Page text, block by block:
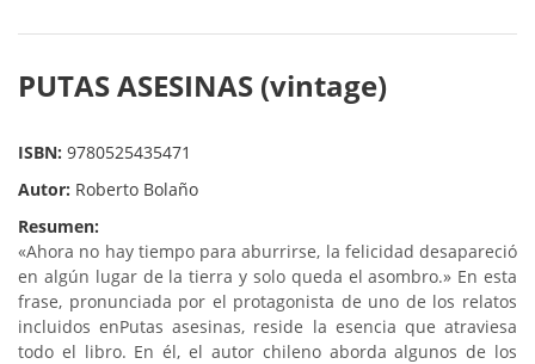
PUTAS ASESINAS (vintage)
ISBN: 9780525435471
Autor: Roberto Bolaño
Resumen:
«Ahora no hay tiempo para aburrirse, la felicidad desapareció
en algún lugar de la tierra y solo queda el asombro.» En esta
frase, pronunciada por el protagonista de uno de los relatos
incluidos enPutas asesinas, reside la esencia que atraviesa
todo el libro. En él, el autor chileno aborda algunos de los